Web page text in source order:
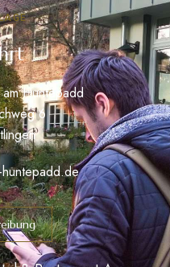
Huntepadd
6